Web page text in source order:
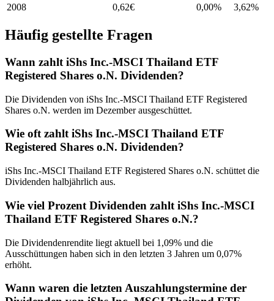
2008
0,62€ 0,00% 3,62%
Häufig gestellte Fragen
Wann zahlt iShs Inc.-MSCI Thailand ETF
Registered Shares o.N. Dividenden?
Die Dividenden von iShs Inc.-MSCI Thailand ETF Registered
Shares o.N. werden im Dezember ausgeschüttet.
Wie oft zahlt iShs Inc.-MSCI Thailand ETF
Registered Shares o.N. Dividenden?
iShs Inc.-MSCI Thailand ETF Registered Shares o.N. schüttet die
Dividenden halbjährlich aus.
Wie viel Prozent Dividenden zahlt iShs Inc.-MSCI
Thailand ETF Registered Shares o.N.?
Die Dividendenrendite liegt aktuell bei 1,09% und die
Ausschüttungen haben sich in den letzten 3 Jahren um 0,07%
erhöht.
Wann waren die letzten Auszahlungstermine der